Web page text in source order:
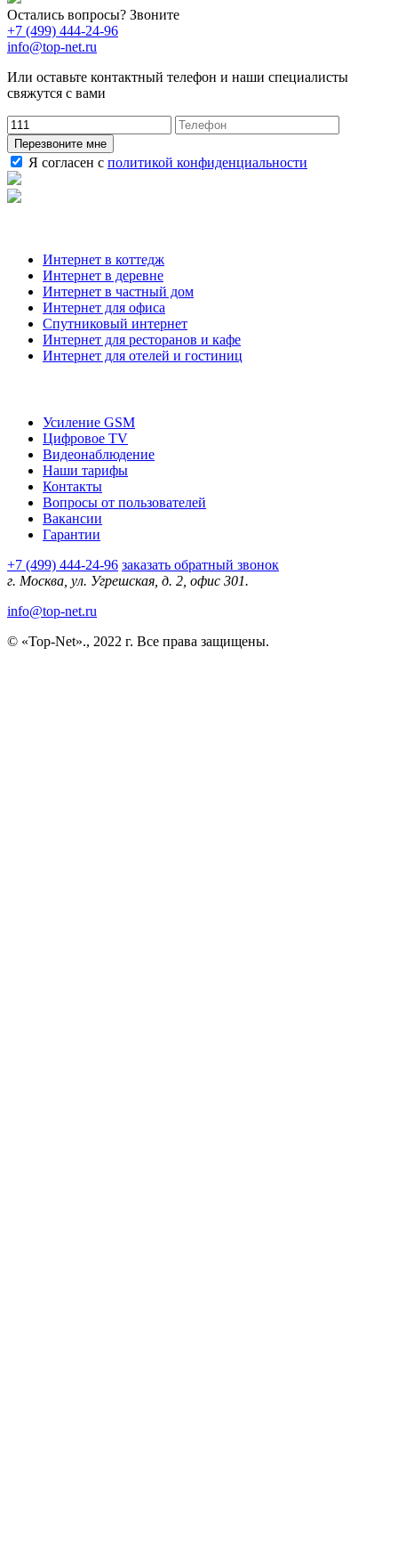
Остались вопросы? Звоните
+7 (499) 444-24-96
info@top-net.ru
Или оставьте контактный телефон и наши специалисты
свяжутся с вами
Перезвоните мне
Я согласен с политикой конфиденциальности
Интернет в коттедж
Интернет в деревне
Интернет в частный дом
Интернет для офиса
Спутниковый интернет
Интернет для ресторанов и кафе
Интернет для отелей и гостиниц
Усиление GSM
Цифровое TV
Видеонаблюдение
Наши тарифы
Контакты
Вопросы от пользователей
Вакансии
Гарантии
+7 (499) 444-24-96 заказать обратный звонок
г. Москва, ул. Угрешская, д. 2, офис 301.
info@top-net.ru
© «Top-Net»., 2022 г. Все права защищены.